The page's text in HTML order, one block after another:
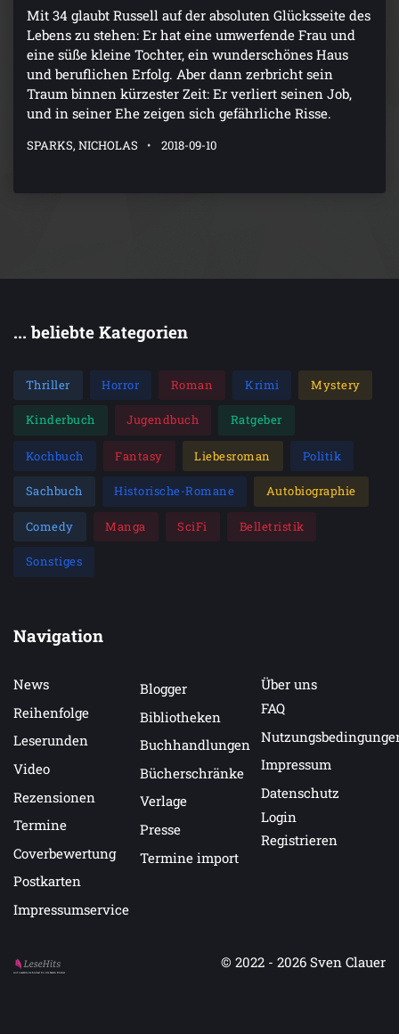
Mit 34 glaubt Russell auf der absoluten Glücksseite des
Lebens zu stehen: Er hat eine umwerfende Frau und
eine süße kleine Tochter, ein wunderschönes Haus
und beruflichen Erfolg. Aber dann zerbricht sein
Traum binnen kürzester Zeit: Er verliert seinen Job,
und in seiner Ehe zeigen sich gefährliche Risse.
SPARKS, NICHOLAS 2018-09-10
... beliebte Kategorien
Thriller Horror Roman Krimi Mystery
Kinderbuch Jugendbuch Ratgeber
Kochbuch Fantasy Liebesroman Politik
Sachbuch Historische-Romane Autobiographie
Comedy Manga SciFi Belletristik
Sonstiges
Navigation
News
Reihenfolge
Leserunden
Video
Rezensionen
Termine
Coverbewertung
Postkarten
Impressumservice
Blogger
Bibliotheken
Buchhandlungen
Bücherschränke
Verlage
Presse
Termine import
Über uns
FAQ
Impressum
Datenschutz
Login
Registrieren
Auf LeseHits.de findest Du die besten Bücher.
© 2022 - 2026 Sven Clauer